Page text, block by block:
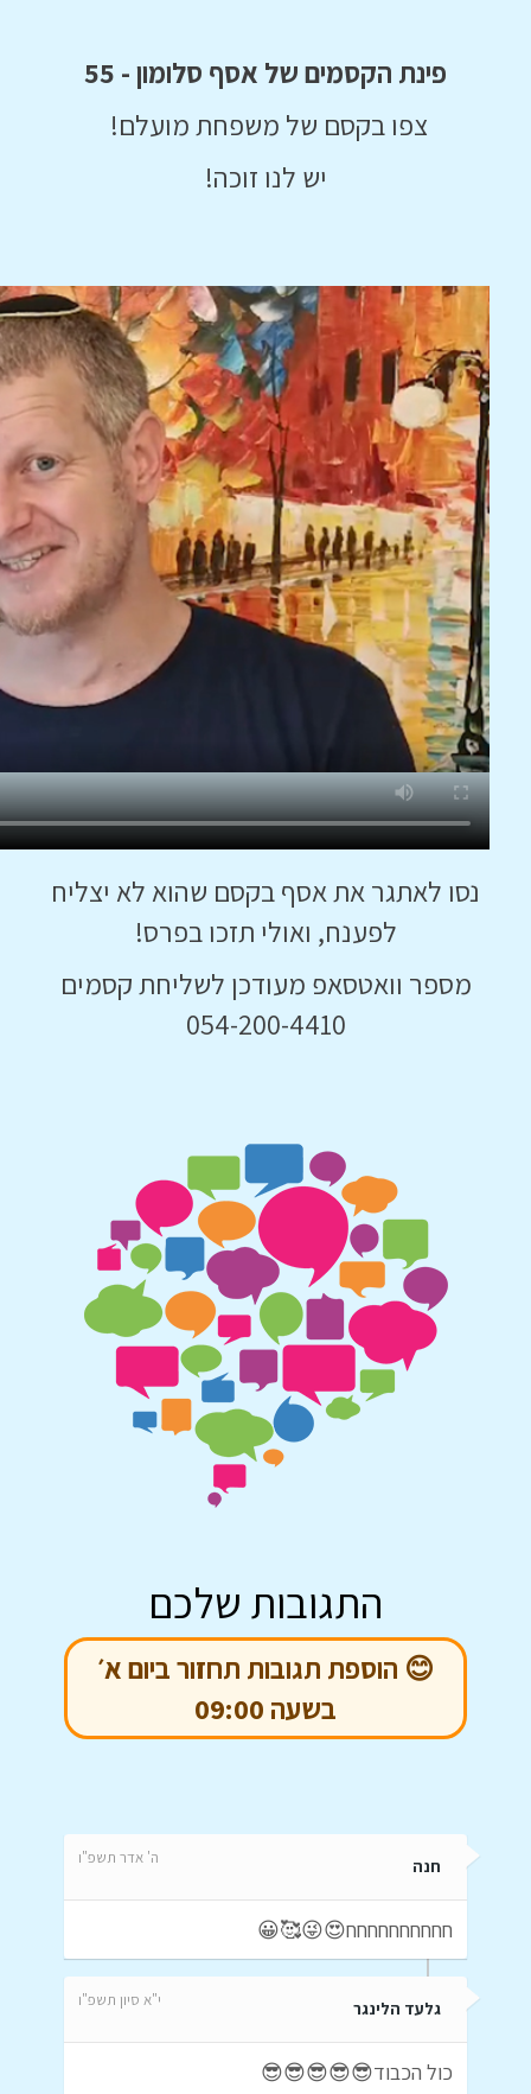
פינת הקסמים של אסף סלומון - 55
צפו בקסם של משפחת מועלם!
יש לנו זוכה!
נסו לאתגר את אסף בקסם שהוא לא יצליח
לפענח, ואולי תזכו בפרס!
מספר וואטסאפ מעודכן לשליחת קסמים
054-200-4410
התגובות שלכם
😊 הוספת תגובות תחזור ביום א׳
בשעה 09:00
חנה ה' אדר תשפ"ו
חחחחחחחחחח😍😜🥰😀
גלעד הלינגר י"א סיון תשפ"ו
כול הכבוד😎😎😎😎😎